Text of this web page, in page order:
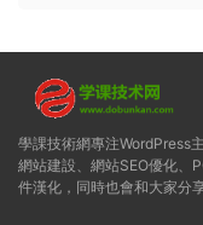
學課技術網專注WordPress
網站建設、網站SEO優化、
件漢化，同時也會和大家分